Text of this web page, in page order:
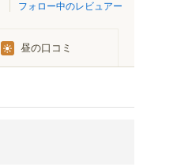
フォロー中のレビュアー
昼の口コミ